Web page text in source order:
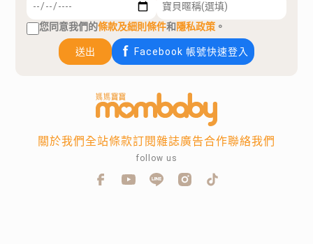
您同意我們的條款及細則條件和隱私政策 。
送出 Facebook 帳號快速登入
關於我們全站條款訂閱雜誌廣告合作聯絡我們
follow us